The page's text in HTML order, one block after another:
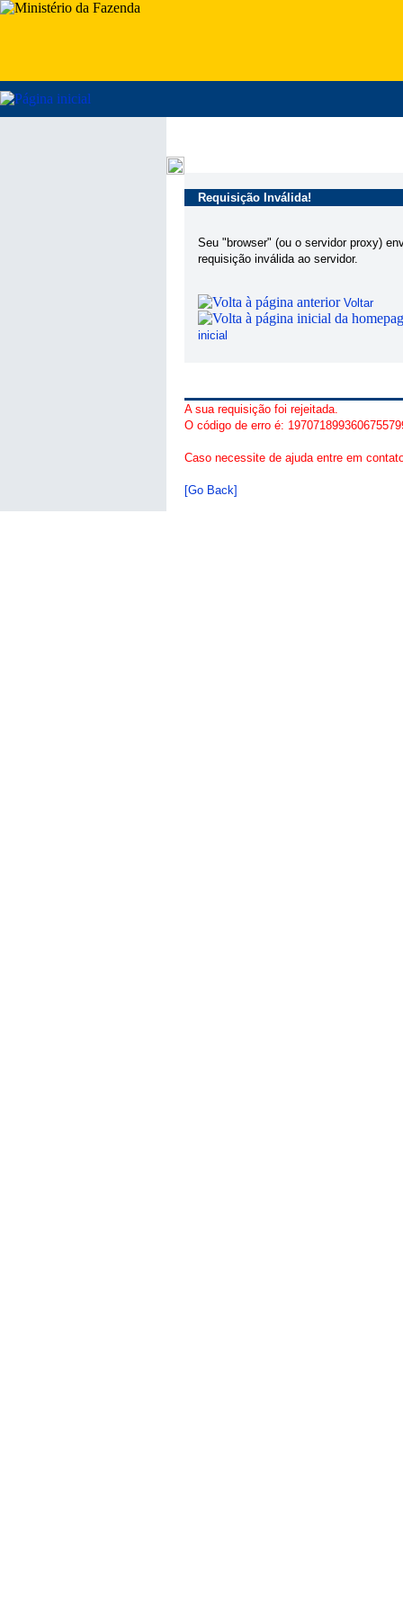
Requisição Inválida!
Seu "browser" (ou o servidor proxy)
requisição inválida ao servidor.
Voltar
inicial
A sua requisição foi rejeitada.
O código de erro é:
Caso necessite de ajuda entre em
[Go Back]